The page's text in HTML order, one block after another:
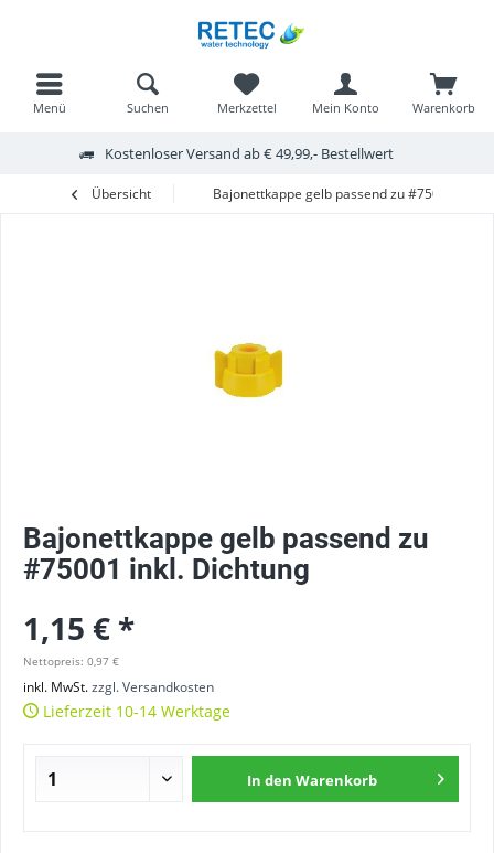
Kostenloser Versand ab € 49,99,- Bestellwert
Menü Warenkorb
Merkzettel Mein Konto
Suchen
Übersicht Bajonettkappe gelb passend zu #75001 inkl.
Bajonettkappe gelb passend zu
#75001 inkl. Dichtung
1,15 € *
Nettopreis: 0,97 €
inkl. MwSt.zzgl. Versandkosten
Lieferzeit 10-14 Werktage
In den Warenkorb